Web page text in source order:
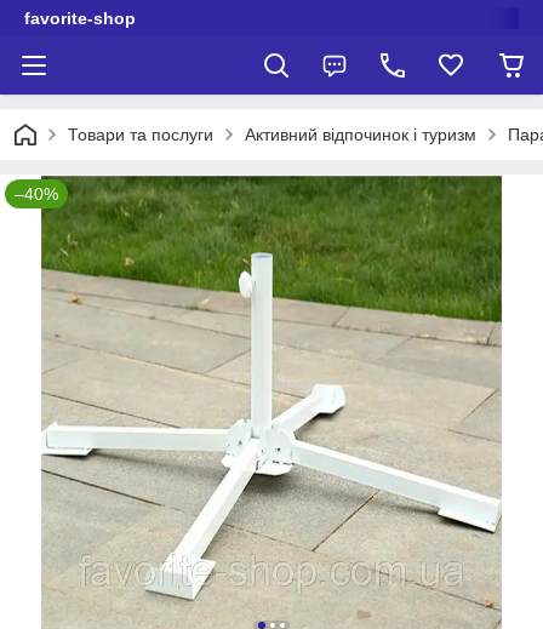
favorite-shop
Товари та послуги Активний відпочинок і туризм
–40%